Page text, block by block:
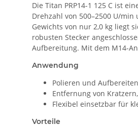
Die Titan PRP14-1 125 C ist
Drehzahl von 500–2500 U/
Gewichts von nur 2,0 kg liegt
robusten Stecker
Aufbereitung. Mit dem M14-
Anwendung
Polieren und
Entfernung von
Flexibel einsetzbar für
Vorteile